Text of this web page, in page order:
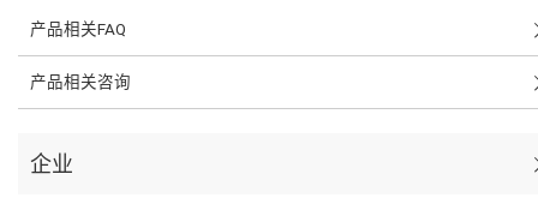
产品相关FAQ
产品相关咨询
企业